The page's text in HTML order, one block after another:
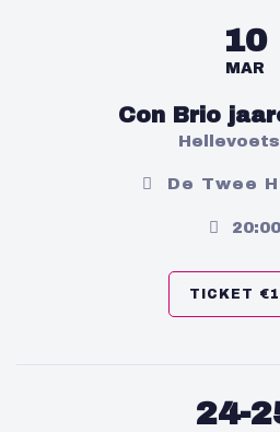
10
MAR
Con Brio
De Twee
20:00
TICKET
24-